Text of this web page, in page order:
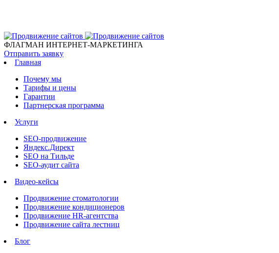
ФЛАГМАН ИНТЕРНЕТ-МАРКЕТИНГА
Отправить заявку
Главная
Почему мы
Тарифы и цены
Гарантии
Партнерская программа
Услуги
SEO-продвижение
Яндекс.Директ
SEO на Тильде
SEO-аудит сайта
Видео-кейсы
Продвижение стоматологии
Продвижение кондиционеров
Продвижение HR-агентства
Продвижение сайта лестниц
Блог